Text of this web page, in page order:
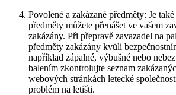
Povolené a zakázané předměty: Je
předměty můžete přenášet ve vašem
zakázány. Při přepravě zavazadel na
předměty zakázány kvůli
například zápalné, výbušné nebo
balením zkontrolujte seznam
webových stránkách letecké
problém na letišti.